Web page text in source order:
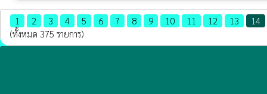
1 2 3 4 5 6 7 8 9 10 11 12 13
14
(ทั้งหมด 375 รายการ)